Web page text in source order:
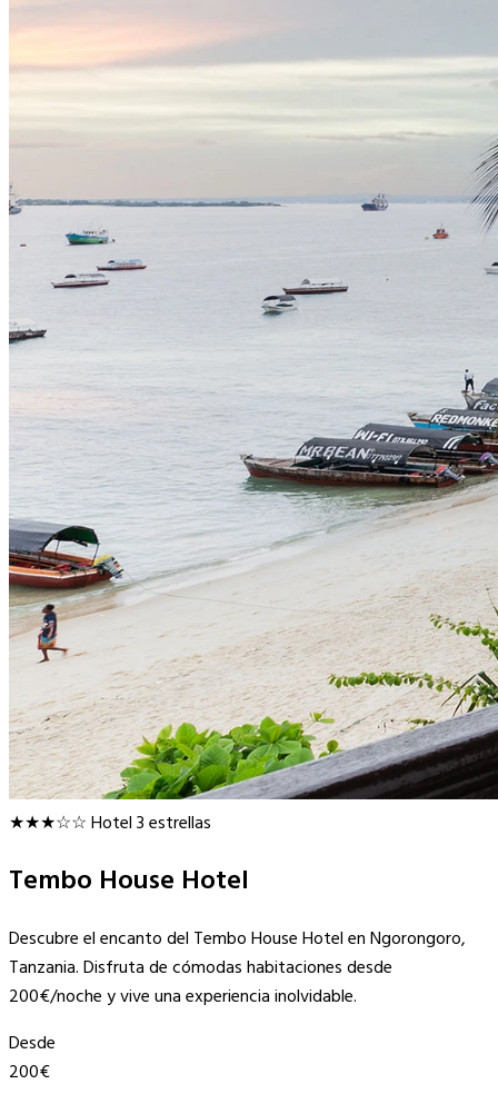
★★★☆☆Hotel 3 estrellas
Tembo House Hotel
Descubre el encanto del Tembo House Hotel en Ngorongoro,
Tanzania. Disfruta de cómodas habitaciones desde
200€/noche y vive una experiencia inolvidable.
Desde
200€